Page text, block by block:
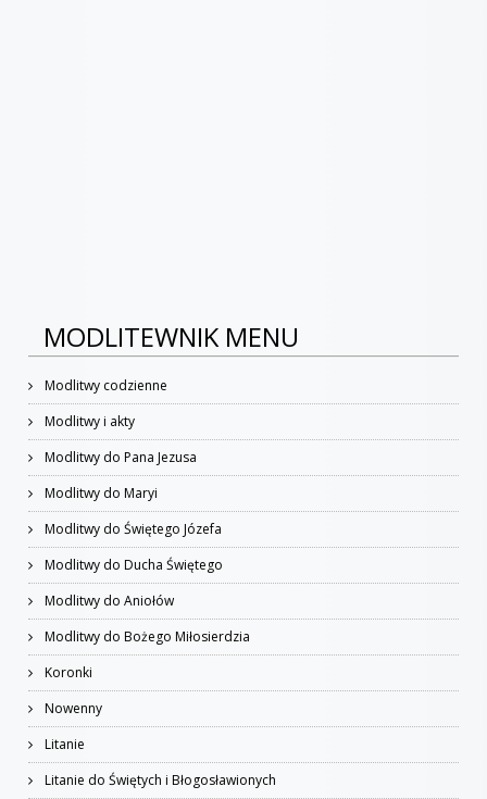
MODLITEWNIK MENU
Modlitwy codzienne
Modlitwy i akty
Modlitwy do Pana Jezusa
Modlitwy do Maryi
Modlitwy do Świętego Józefa
Modlitwy do Ducha Świętego
Modlitwy do Aniołów
Modlitwy do Bożego Miłosierdzia
Koronki
Nowenny
Litanie
Litanie do Świętych i Błogosławionych